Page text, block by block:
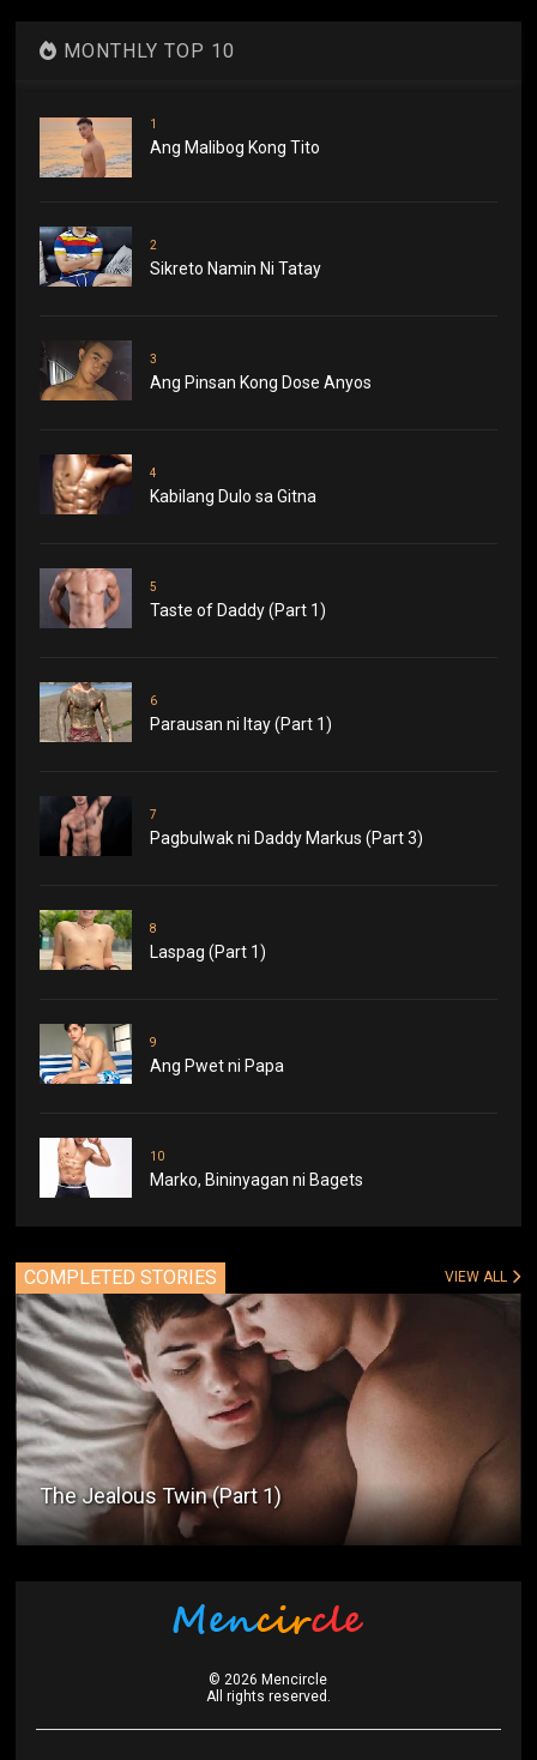
MONTHLY TOP 10
1
Ang Malibog Kong Tito
2
Sikreto Namin Ni Tatay
3
Ang Pinsan Kong Dose Anyos
4
Kabilang Dulo sa Gitna
5
Taste of Daddy (Part 1)
6
Parausan ni Itay (Part 1)
7
Pagbulwak ni Daddy Markus (Part 3)
8
Laspag (Part 1)
9
Ang Pwet ni Papa
10
Marko, Bininyagan ni Bagets
COMPLETED STORIES VIEW ALL
The Jealous Twin (Part 1)
©2026 Mencircle
All rights reserved.